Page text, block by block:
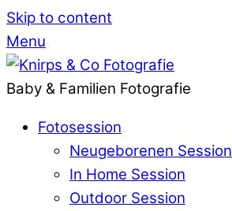
Skip to content
Menu
Baby & Familien Fotografie
Fotosession
Neugeborenen Session
In Home Session
Outdoor Session